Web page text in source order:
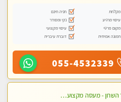
מקלחת
חניה חינם
עיסוי מרגיע
נקי ומסודר
מקום פרטי
עיסוי מקצועי
תמונה אמיתית
דוברת עיברית
055-4532339
הוד השרון - מעסה מקצוענית אלופה-מומלץ לחלוטין!! מעסה מקצועית ואיכותית